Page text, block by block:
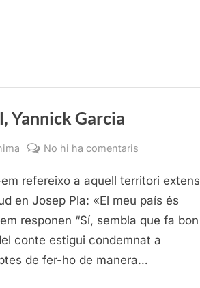
Yannick Garcia
No hi ha comentaris
nostra
vida
vertical,
refereixo a aquell territori extens
en Josep Pla: «El meu país és
responen “Sí, sembla que fa bon
conte estigui condemnat a
de fer-ho de manera…